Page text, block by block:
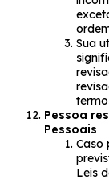
Sua
Pessoa
Pessoais
Caso
Leis